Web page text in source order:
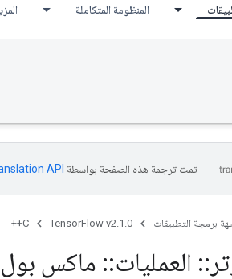
المنظومة المتكاملة
تمت ترجمة هذه الصفحة بواسطة API‏
برمجة التطبيقات TensorFlow v2.1.0
C++
:: العمليات:: ماكس بول3دجراد